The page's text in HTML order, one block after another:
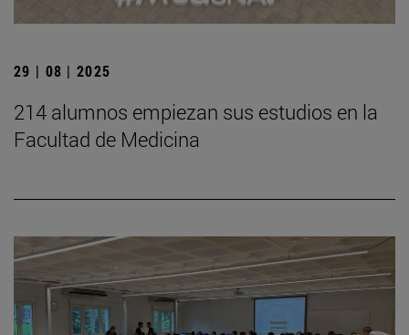
29 | 08 | 2025
214 alumnos empiezan sus estudios en la
Facultad de Medicina